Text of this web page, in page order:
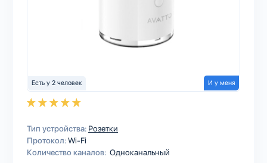
Есть у 2 человек И у меня
Тип устройства: Розетки
Протокол:Wi-Fi
Количество каналов: Одноканальный